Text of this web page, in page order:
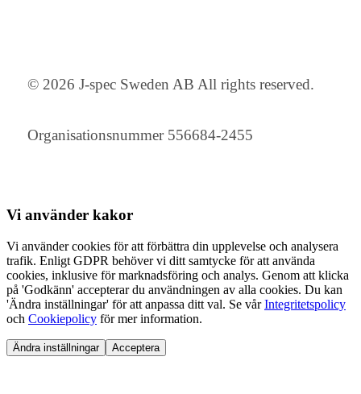
© 2026 J-spec Sweden AB All rights reserved.
Organisationsnummer 556684-2455
Vi använder kakor
Vi använder cookies för att förbättra din upplevelse och analysera
trafik. Enligt GDPR behöver vi ditt samtycke för att använda
cookies, inklusive för marknadsföring och analys. Genom att klicka
på 'Godkänn' accepterar du användningen av alla cookies. Du kan
'Ändra inställningar' för att anpassa ditt val. Se vårIntegritetspolicy
och Cookiepolicy för mer information.
Ändra inställningar Acceptera